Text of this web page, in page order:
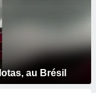
au Brésil